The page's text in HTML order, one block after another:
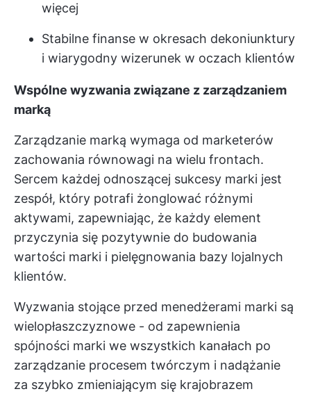
więcej
Stabilne finanse w okresach dekoniunktury
i wiarygodny wizerunek w oczach klientów
Wspólne wyzwania związane z zarządzaniem
marką
Zarządzanie marką wymaga od marketerów
zachowania równowagi na wielu frontach.
Sercem każdej odnoszącej sukcesy marki jest
zespół, który potrafi żonglować różnymi
aktywami, zapewniając, że każdy element
przyczynia się pozytywnie do budowania
wartości marki i pielęgnowania bazy lojalnych
klientów.
Wyzwania stojące przed menedżerami marki są
wielopłaszczyznowe - od zapewnienia
spójności marki we wszystkich kanałach po
zarządzanie procesem twórczym i nadążanie
za szybko zmieniającym się krajobrazem